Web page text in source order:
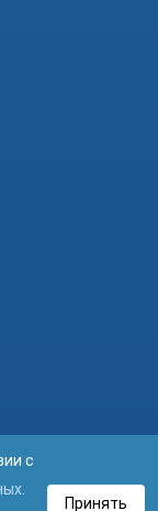
с
Принять